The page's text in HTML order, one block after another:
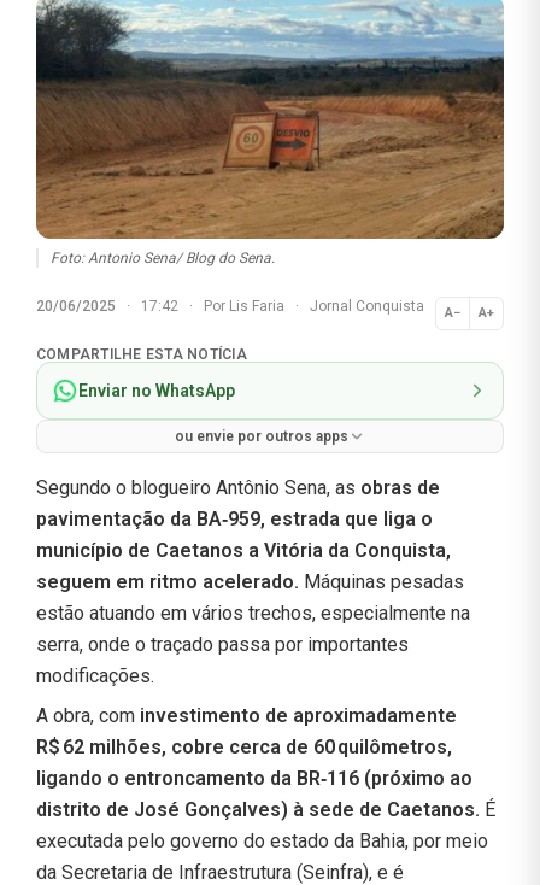
Foto: Antonio Sena/ Blog do Sena.
20/06/2025 · 17:42 · Por Lis Faria · Jornal Conquista A− A+
Normal
COMPARTILHE ESTA NOTÍCIA
Enviar no WhatsApp
ou envie por outros apps
Segundo o blogueiro Antônio Sena, as obras de
pavimentação da BA‑959, estrada que liga o
município de Caetanos a Vitória da Conquista,
seguem em ritmo acelerado. Máquinas pesadas
estão atuando em vários trechos, especialmente na
serra, onde o traçado passa por importantes
modificações.
A obra, com investimento de aproximadamente
R$ 62 milhões, cobre cerca de 60 quilômetros,
ligando o entroncamento da BR‑116 (próximo ao
distrito de José Gonçalves) à sede de Caetanos. É
executada pelo governo do estado da Bahia, por meio
da Secretaria de Infraestrutura (Seinfra), e é